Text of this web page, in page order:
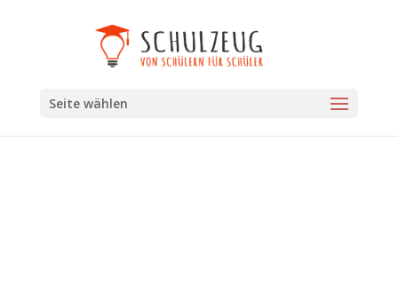
Seite wählen